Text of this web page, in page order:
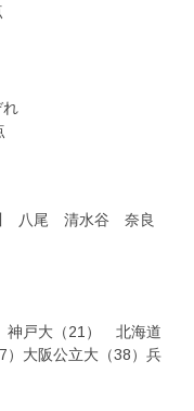
八尾 清水谷 奈良
神戸大（21） 北海道
）大阪公立大（38）兵